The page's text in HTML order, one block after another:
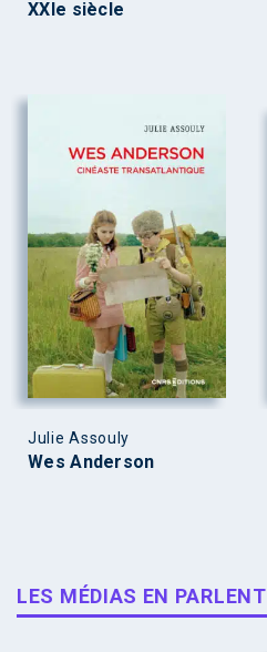
XXIe siècle
Julie Assouly
Wes Anderson
LES MÉDIAS EN PARLENT